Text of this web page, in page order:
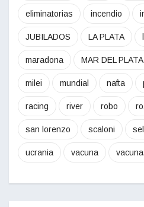
eliminatorias incendio
JUBILADOS LA PLATA
maradona MAR DEL PLATA
milei mundial nafta
racing river robo
san lorenzo scaloni
ucrania vacuna